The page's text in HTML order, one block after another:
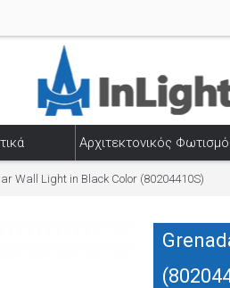
Αρχιτεκτονικός
Wall Light in Black Color (80204410S)